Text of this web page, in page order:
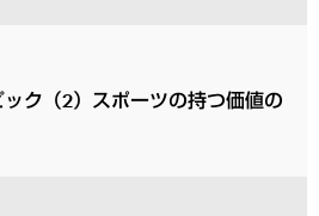
ク（2）スポーツの持つ価値の